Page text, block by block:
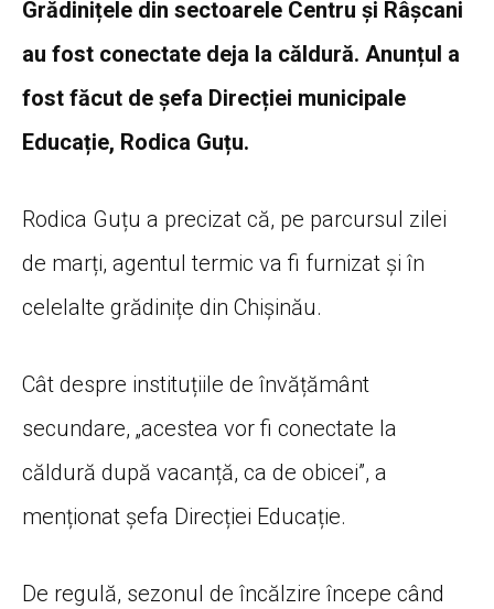
Grădinițele din sectoarele Centru și Râșcani
au fost conectate deja la căldură. Anunțul a
fost făcut de șefa Direcției municipale
Educație, Rodica Guțu.
Rodica Guțu a precizat că, pe parcursul zilei
de marți, agentul termic va fi furnizat și în
celelalte grădinițe din Chișinău.
Cât despre instituțiile de învățământ
secundare, „acestea vor fi conectate la
căldură după vacanță, ca de obicei”, a
menționat șefa Direcției Educație.
De regulă, sezonul de încălzire începe când